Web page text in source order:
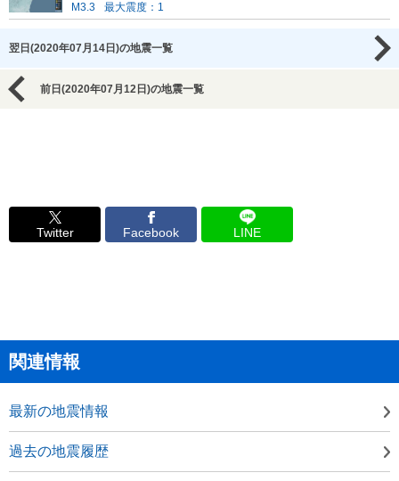
M3.3
最大震度：1
翌日(2020年07月14日)の地震一覧
前日(2020年07月12日)の地震一覧
Twitter Facebook LINE
関連情報
最新の地震情報
過去の地震履歴